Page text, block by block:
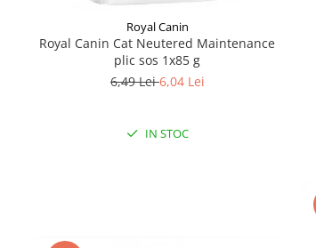
Royal Canin
Royal Canin Cat Neutered Maintenance
plic sos 1x85 g
6,49 Lei6,04 Lei
IN STOC